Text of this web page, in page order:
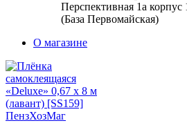
Перспективная 1а корпус
(База Первомайская)
О магазине